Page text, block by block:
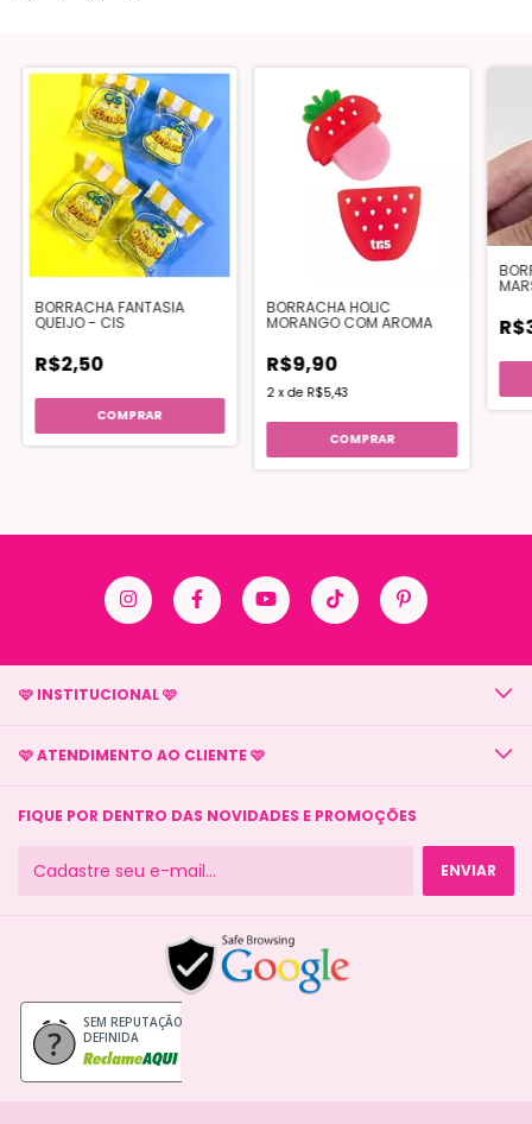
BORRACHA FANTASIA
QUEIJO - CIS
R$2,50
BORRACHA HOLIC
MORANGO COM AROMA
R$9,90
2 xde R$5,43
🩷 INSTITUCIONAL 🩷
🩷 ATENDIMENTO AO CLIENTE 🩷
FIQUE POR DENTRO DAS NOVIDADES E PROMOÇÕES
SEM REPUTAÇÃO
DEFINIDA